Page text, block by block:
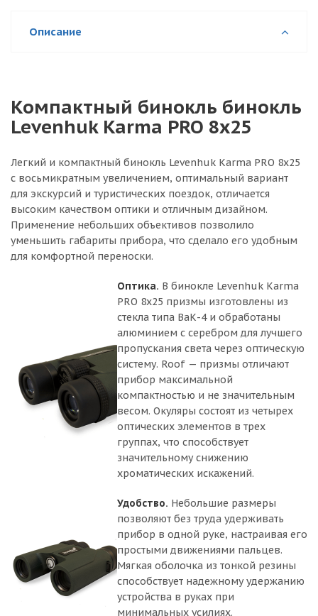
Описание
Компактный бинокль бинокль
Levenhuk Karma PRO 8x25
Легкий и компактный бинокль Levenhuk Karma PRO 8x25
с восьмикратным увеличением, оптимальный вариант
для экскурсий и туристических поездок, отличается
высоким качеством оптики и отличным дизайном.
Применение небольших объективов позволило
уменьшить габариты прибора, что сделало его удобным
для комфортной переноски.
Оптика. В бинокле Levenhuk Karma
PRO 8x25 призмы изготовлены из
стекла типа ВаК-4 и обработаны
алюминием с серебром для лучшего
пропускания света через оптическую
систему. Roof — призмы отличают
прибор максимальной
компактностью и не значительным
весом. Окуляры состоят из четырех
оптических элементов в трех
группах, что способствует
значительному снижению
хроматических искажений.
Удобство. Небольшие размеры
позволяют без труда удерживать
прибор в одной руке, настраивая его
простыми движениями пальцев.
Мягкая оболочка из тонкой резины
способствует надежному удержанию
устройства в руках при
минимальных усилиях.